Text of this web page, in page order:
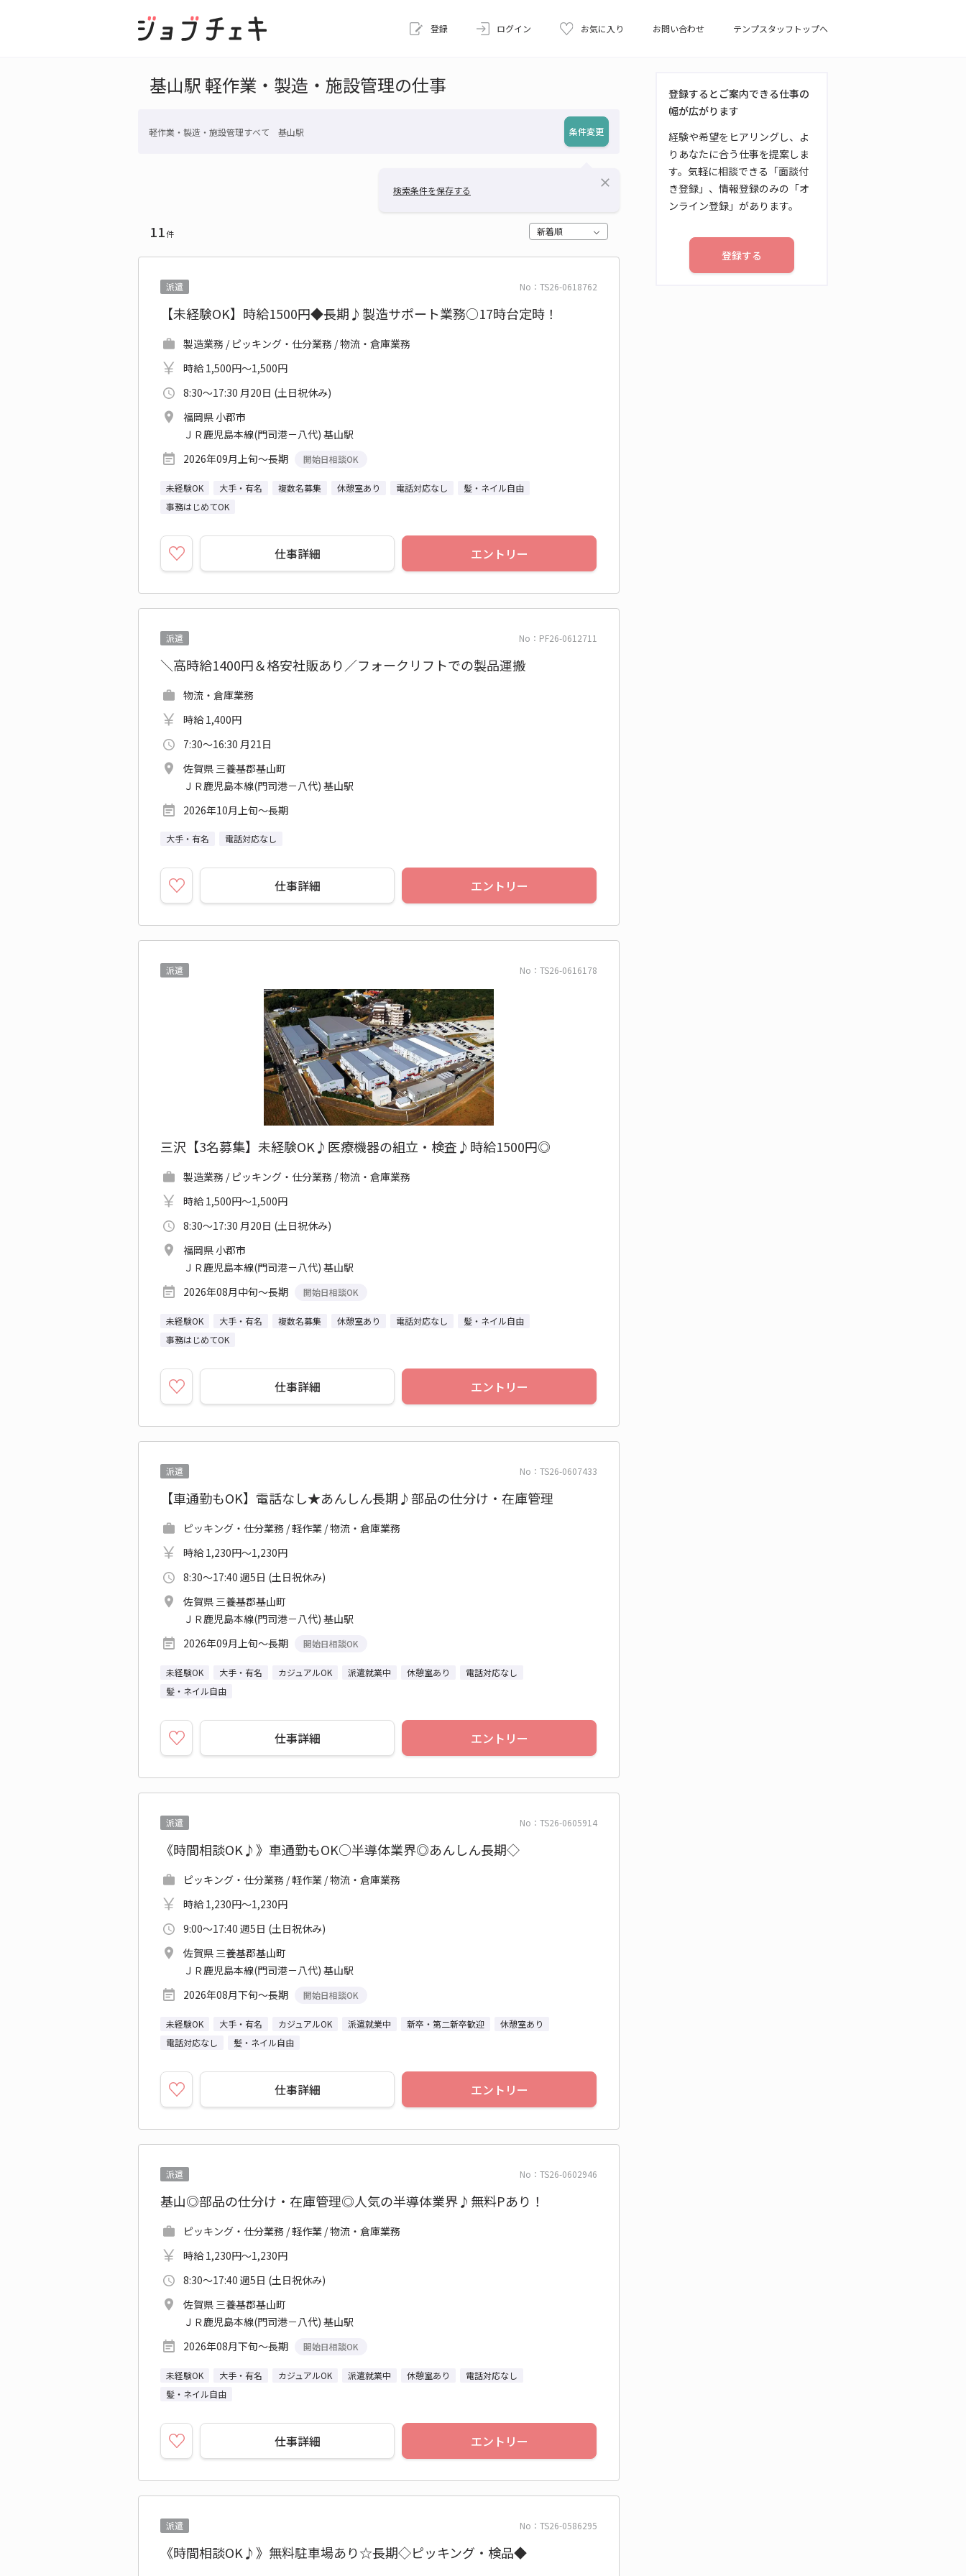
登録 ログイン お気に入り お問い合わせ テンプスタッフトップへ
基山駅 軽作業・製造・施設管理の仕事
軽作業・製造・施設管理すべて 基山駅 条件変更
検索条件を保存する
close
11件 新着順
No：TS26-0618762
派遣
【未経験OK】時給1500円◆長期♪製造サポート業務○17時台定時！
製造業務 / ピッキング・仕分業務 / 物流・倉庫業務
時給 1,500円～1,500円
8:30～17:30 月20日 (土日祝休み)
福岡県 小郡市
ＪＲ鹿児島本線(門司港－八代) 基山駅
2026年09月上旬～長期
開始日相談OK
未経験OK 大手・有名 複数名募集 休憩室あり 電話対応なし
髪・ネイル自由
事務はじめてOK
仕事詳細 エントリー
No：PF26-0612711
派遣
＼高時給1400円＆格安社販あり／フォークリフトでの製品運搬
物流・倉庫業務
時給 1,400円
7:30～16:30 月21日
佐賀県 三養基郡基山町
ＪＲ鹿児島本線(門司港－八代) 基山駅
2026年10月上旬～長期
大手・有名 電話対応なし
仕事詳細 エントリー
No：TS26-0616178
派遣
三沢【3名募集】未経験OK♪医療機器の組立・検査♪時給1500円◎
製造業務 / ピッキング・仕分業務 / 物流・倉庫業務
時給 1,500円～1,500円
8:30～17:30 月20日 (土日祝休み)
福岡県 小郡市
ＪＲ鹿児島本線(門司港－八代) 基山駅
2026年08月中旬～長期
開始日相談OK
未経験OK 大手・有名 複数名募集 休憩室あり 電話対応なし
髪・ネイル自由
事務はじめてOK
仕事詳細 エントリー
No：TS26-0607433
派遣
【車通勤もOK】電話なし★あんしん長期♪部品の仕分け・在庫管理
ピッキング・仕分業務 / 軽作業 / 物流・倉庫業務
時給 1,230円～1,230円
8:30～17:40 週5日 (土日祝休み)
佐賀県 三養基郡基山町
ＪＲ鹿児島本線(門司港－八代) 基山駅
2026年09月上旬～長期
開始日相談OK
未経験OK 大手・有名 カジュアルOK 派遣就業中 休憩室あり
電話対応なし
髪・ネイル自由
仕事詳細 エントリー
No：TS26-0605914
派遣
《時間相談OK♪》車通勤もOK○半導体業界◎あんしん長期◇
ピッキング・仕分業務 / 軽作業 / 物流・倉庫業務
時給 1,230円～1,230円
9:00～17:40 週5日 (土日祝休み)
佐賀県 三養基郡基山町
ＪＲ鹿児島本線(門司港－八代) 基山駅
2026年08月下旬～長期
開始日相談OK
未経験OK 大手・有名 カジュアルOK 派遣就業中 新卒・第二新卒歓迎
休憩室あり
電話対応なし
髪・ネイル自由
仕事詳細 エントリー
No：TS26-0602946
派遣
基山◎部品の仕分け・在庫管理◎人気の半導体業界♪無料Pあり！
ピッキング・仕分業務 / 軽作業 / 物流・倉庫業務
時給 1,230円～1,230円
8:30～17:40 週5日 (土日祝休み)
佐賀県 三養基郡基山町
ＪＲ鹿児島本線(門司港－八代) 基山駅
2026年08月下旬～長期
開始日相談OK
未経験OK 大手・有名 カジュアルOK 派遣就業中 休憩室あり
電話対応なし
髪・ネイル自由
仕事詳細 エントリー
No：TS26-0586295
派遣
《時間相談OK♪》無料駐車場あり☆長期◇ピッキング・検品◆
登録するとご案内できる仕事の
幅が広がります
経験や希望をヒアリングし、よ
りあなたに合う仕事を提案しま
す。気軽に相談できる「面談付
き登録」、情報登録のみの「オ
ンライン登録」があります。
登録する